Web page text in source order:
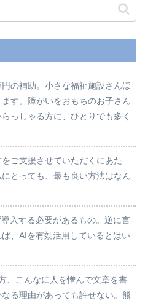
の補助。小さな福祉施設さんほ
す。障がいをおもちのお子さん
っしゃる方に、ひとりでも多く
ご支援させていただくにあた
とっても、最も良い方法はなん
入する必要があるもの。逆に言
、AIを有効活用しているとはい
、こんなに人を憎んで文章を書
る理由があっても許せない。熊